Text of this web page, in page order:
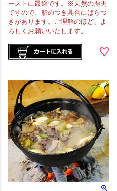
ーストに最適です。※天然の鹿肉
ですので、脂のつき具合にばらつ
きがあります。ご理解のほど、よ
ろしくお願いいたします。